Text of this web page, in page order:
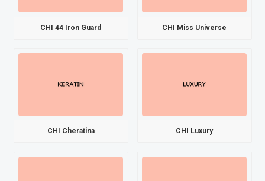
CHI 44 Iron Guard CHI Miss Universe
CHI Cheratina CHI Luxury